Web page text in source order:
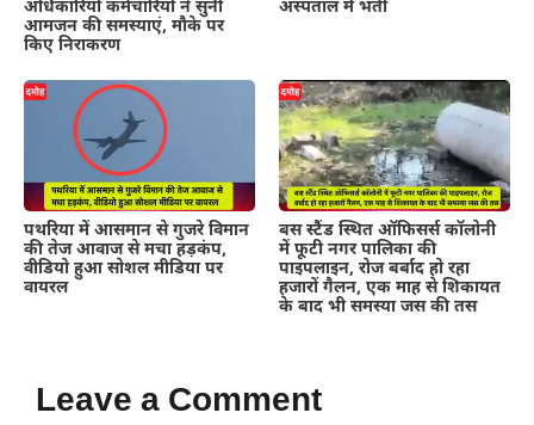
अधिकारियों कर्मचारियों ने सुनी
आमजन की समस्याएं, मौके पर
किए निराकरण
अस्पताल में भर्ती
पथरिया में आसमान से गुजरे विमान
की तेज आवाज से मचा हड़कंप,
वीडियो हुआ सोशल मीडिया पर
वायरल
बस स्टैंड स्थित ऑफिसर्स कॉलोनी
में फूटी नगर पालिका की
पाइपलाइन, रोज बर्बाद हो रहा
हजारों गैलन, एक माह से शिकायत
के बाद भी समस्या जस की तस
Leave a Comment